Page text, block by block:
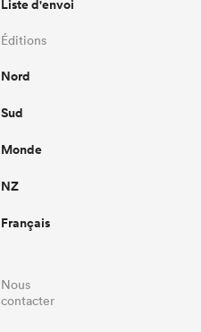
Liste d'envoi
Éditions
Nord
Sud
Monde
NZ
Français
Nous
contacter